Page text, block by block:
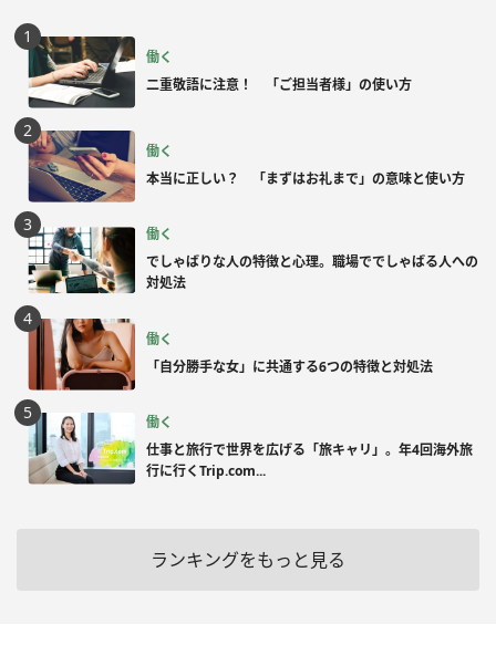
働く
二重敬語に注意！ 「ご担当者様」の使い方
働く
本当に正しい？ 「まずはお礼まで」の意味と使い方
働く
でしゃばりな人の特徴と心理。職場ででしゃばる人への
対処法
働く
「自分勝手な女」に共通する6つの特徴と対処法
働く
仕事と旅行で世界を広げる「旅キャリ」。年4回海外旅
行に行くTrip.com...
ランキングをもっと見る